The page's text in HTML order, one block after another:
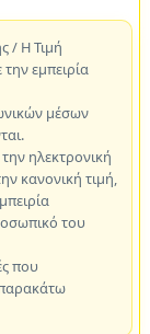
/ Η Τιμή
την εμπειρία
μέσων
ηλεκτρονική
κανονική τιμή,
του
που